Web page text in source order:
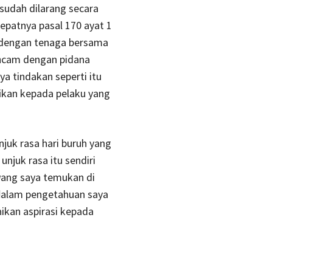
dilarang secara
pasal 170 ayat 1
tenaga bersama
dengan pidana
tindakan seperti itu
kepada pelaku yang
rasa hari buruh yang
rasa itu sendiri
saya temukan di
pengetahuan saya
aspirasi kepada